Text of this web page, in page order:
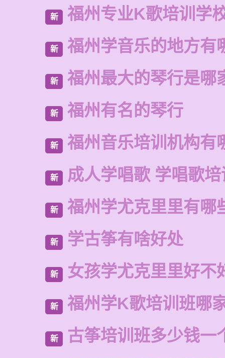
新 福州专业K歌培训学
新 福州学音乐的地方有
新 福州最大的琴行是哪
新 福州有名的琴行
新 福州音乐培训机构有
新 成人学唱歌 学唱歌培
新 福州学尤克里里有哪
新 学古筝有啥好处
新 女孩学尤克里里好不
新 福州学K歌培训班哪
新 古筝培训班多少钱一